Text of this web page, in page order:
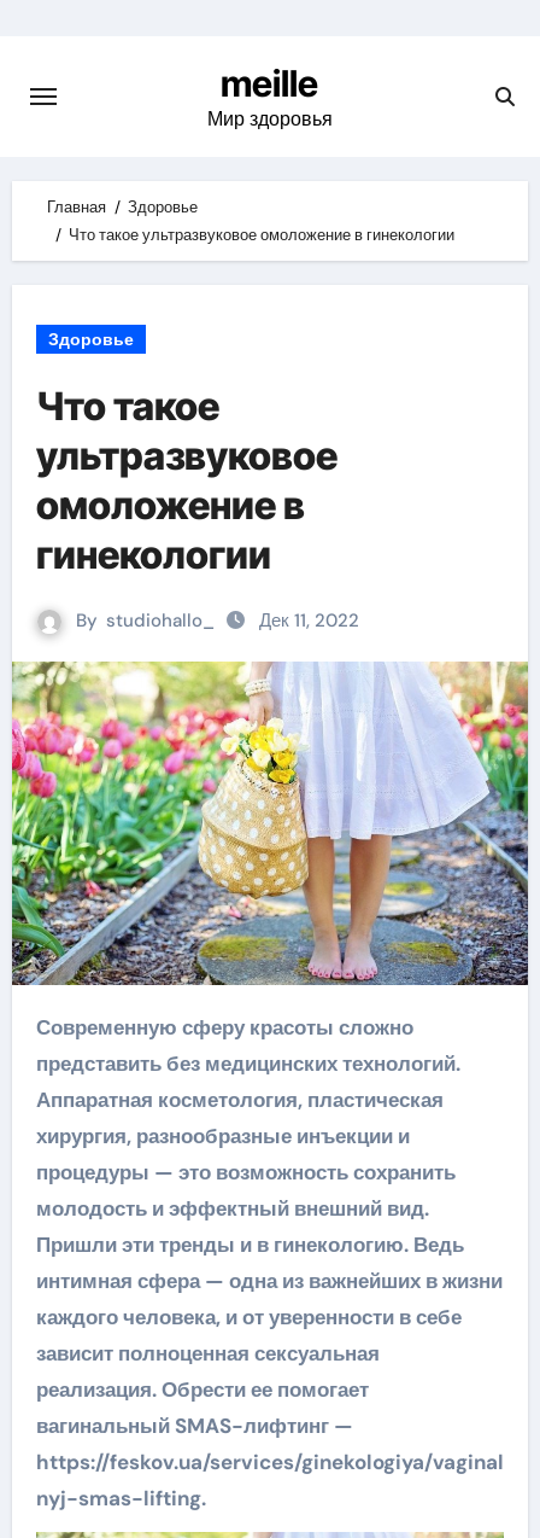
content
meille
Мир здоровья
Главная
Здоровье
Что такое ультразвуковое омоложение в гинекологии
Здоровье
Что такое
ультразвуковое
омоложение в
гинекологии
By studiohallo_ Дек 11, 2022
Современную сферу красоты сложно
представить без медицинских технологий.
Аппаратная косметология, пластическая
хирургия, разнообразные инъекции и
процедуры — это возможность сохранить
молодость и эффектный внешний вид.
Пришли эти тренды и в гинекологию. Ведь
интимная сфера — одна из важнейших в жизни
каждого человека, и от уверенности в себе
зависит полноценная сексуальная
реализация. Обрести ее помогает
вагинальный SMAS-лифтинг —
https://feskov.ua/services/ginekologiya/vaginal
nyj-smas-lifting.